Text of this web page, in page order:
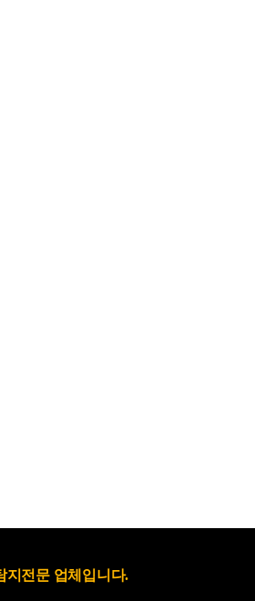
지전문 업체입니다.